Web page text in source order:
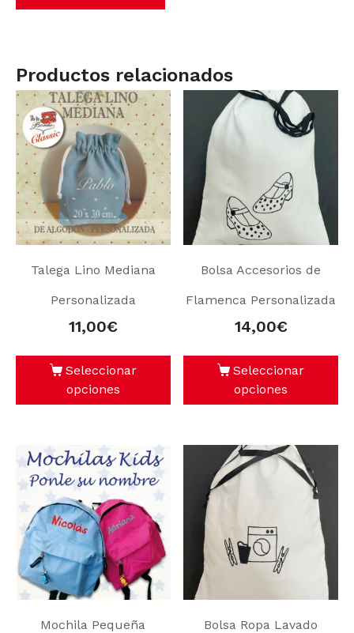
Productos relacionados
Talega Lino Mediana
Personalizada
11,00€
Seleccionar
opciones
Bolsa Accesorios de
Flamenca Personalizada
14,00€
Seleccionar
opciones
Mochila Pequeña
Bolsa Ropa Lavado